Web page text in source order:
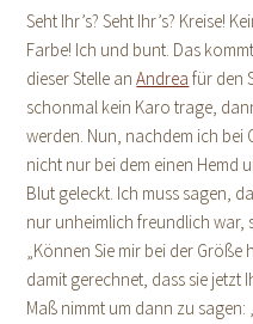
Seht Ihr’s? Seht Ihr’s? Kreise!
Farbe! Ich und bunt. Das
dieser Stelle anAndrea für den
schonmal kein Karo trage,
werden. Nun, nachdem ich
nicht nur bei dem einen Hemd
Blut geleckt. Ich muss sagen,
nur unheimlich freundlich war,
„Können Sie mir bei der Größe
damit gerechnet, dass sie jetzt
Maß nimmt um dann zu sagen: